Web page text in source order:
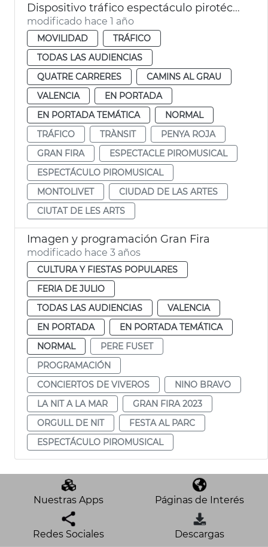
Dispositivo tráfico espectáculo pirotécnico Gran Fira
modificado hace 1 año
MOVILIDAD
TRÁFICO
TODAS LAS AUDIENCIAS
QUATRE CARRERES
CAMINS AL GRAU
VALENCIA
EN PORTADA
EN PORTADA TEMÁTICA
NORMAL
TRÁFICO
TRÀNSIT
PENYA ROJA
GRAN FIRA
ESPECTACLE PIROMUSICAL
ESPECTÁCULO PIROMUSICAL
MONTOLIVET
CIUDAD DE LAS ARTES
CIUTAT DE LES ARTS
Imagen y programación Gran Fira
modificado hace 3 años
CULTURA Y FIESTAS POPULARES
FERIA DE JULIO
TODAS LAS AUDIENCIAS
VALENCIA
EN PORTADA
EN PORTADA TEMÁTICA
NORMAL
PERE FUSET
PROGRAMACIÓN
CONCIERTOS DE VIVEROS
NINO BRAVO
LA NIT A LA MAR
GRAN FIRA 2023
ORGULL DE NIT
FESTA AL PARC
ESPECTÁCULO PIROMUSICAL
Nuestras Apps Páginas de Interés
Redes Sociales Descargas